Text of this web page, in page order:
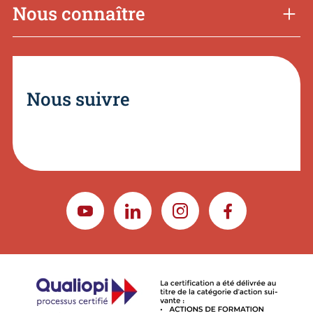
Nous connaître
Nous suivre
YOUTUBELINKEDININSTAGRAMFACEBOOK